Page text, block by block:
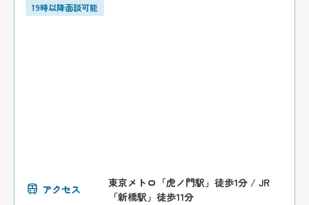
19時以降面談可能
アクセス
東京メトロ「虎ノ門駅」徒歩1分 / JR
「新橋駅」徒歩11分